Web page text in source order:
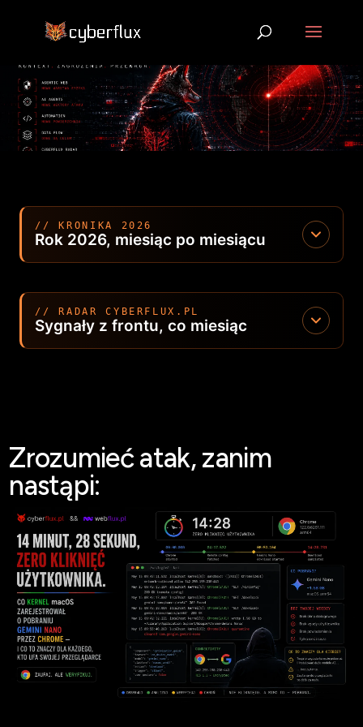
// KRONIKA 2026
Rok 2026, miesiąc po miesiącu
→
// RADAR CYBERFLUX.PL
Sygnały z frontu, co miesiąc
LIPIEC 2026
Otwórz radar→
Radar #3
CZERWIEC 2026
Zrozumieć atak, zanim
nastąpi: